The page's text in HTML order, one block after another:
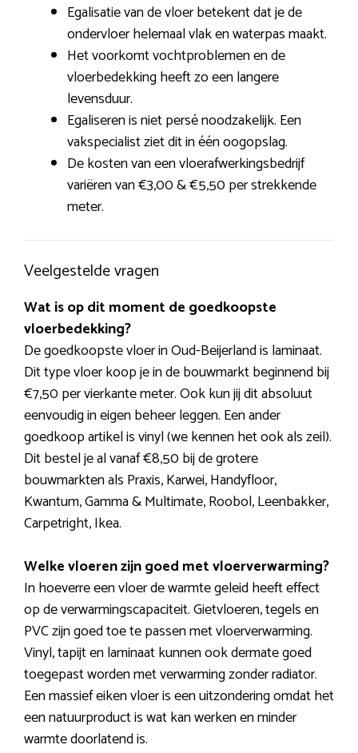
Egalisatie van de vloer betekent dat je de
ondervloer helemaal vlak en waterpas maakt.
Het voorkomt vochtproblemen en de
vloerbedekking heeft zo een langere
levensduur.
Egaliseren is niet persé noodzakelijk. Een
vakspecialist ziet dit in één oogopslag.
De kosten van een vloerafwerkingsbedrijf
variëren van €3,00 & €5,50 per strekkende
meter.
Veelgestelde vragen
Wat is op dit moment de goedkoopste
vloerbedekking?
De goedkoopste vloer in Oud-Beijerland is laminaat.
Dit type vloer koop je in de bouwmarkt beginnend bij
€7,50 per vierkante meter. Ook kun jij dit absoluut
eenvoudig in eigen beheer leggen. Een ander
goedkoop artikel is vinyl (we kennen het ook als zeil).
Dit bestel je al vanaf €8,50 bij de grotere
bouwmarkten als Praxis, Karwei, Handyfloor,
Kwantum, Gamma & Multimate, Roobol, Leenbakker,
Carpetright, Ikea.
Welke vloeren zijn goed met vloerverwarming?
In hoeverre een vloer de warmte geleid heeft effect
op de verwarmingscapaciteit. Gietvloeren, tegels en
PVC zijn goed toe te passen met vloerverwarming.
Vinyl, tapijt en laminaat kunnen ook dermate goed
toegepast worden met verwarming zonder radiator.
Een massief eiken vloer is een uitzondering omdat het
een natuurproduct is wat kan werken en minder
warmte doorlatend is.